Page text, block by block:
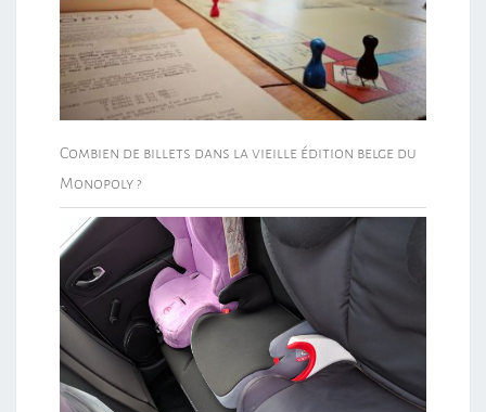
Combien de billets dans la vieille édition belge du
Monopoly ?